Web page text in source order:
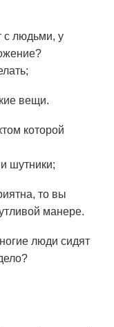
с людьми, у
вещи.
которой
шутники;
то вы
манере.
люди сидят